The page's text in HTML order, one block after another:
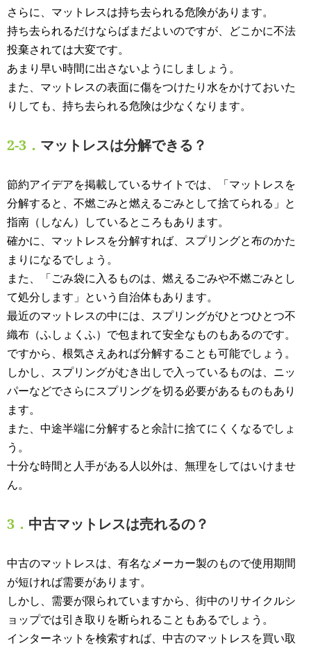
さらに、マットレスは持ち去られる危険があります。
持ち去られるだけならばまだよいのですが、どこかに不法
投棄されては大変です。
あまり早い時間に出さないようにしましょう。
また、マットレスの表面に傷をつけたり水をかけておいた
りしても、持ち去られる危険は少なくなります。
2-3． マットレスは分解できる？
節約アイデアを掲載しているサイトでは、「マットレスを
分解すると、不燃ごみと燃えるごみとして捨てられる」と
指南（しなん）しているところもあります。
確かに、マットレスを分解すれば、スプリングと布のかた
まりになるでしょう。
また、「ごみ袋に入るものは、燃えるごみや不燃ごみとし
て処分します」という自治体もあります。
最近のマットレスの中には、スプリングがひとつひとつ不
織布（ふしょくふ）で包まれて安全なものもあるのです。
ですから、根気さえあれば分解することも可能でしょう。
しかし、スプリングがむき出しで入っているものは、ニッ
パーなどでさらにスプリングを切る必要があるものもあり
ます。
また、中途半端に分解すると余計に捨てにくくなるでしょ
う。
十分な時間と人手がある人以外は、無理をしてはいけませ
ん。
3． 中古マットレスは売れるの？
中古のマットレスは、有名なメーカー製のもので使用期間
が短ければ需要があります。
しかし、需要が限られていますから、街中のリサイクルシ
ョップでは引き取りを断られることもあるでしょう。
インターネットを検索すれば、中古のマットレスを買い取